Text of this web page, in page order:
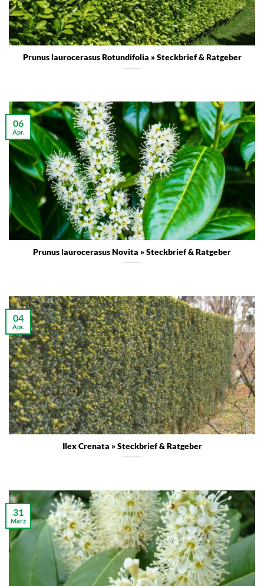
Prunus laurocerasus Rotundifolia » Steckbrief & Ratgeber
Prunus laurocerasus Novita » Steckbrief & Ratgeber
06
Apr.
Ilex Crenata » Steckbrief & Ratgeber
04
Apr.
31
März